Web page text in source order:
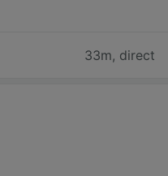
33m, direct